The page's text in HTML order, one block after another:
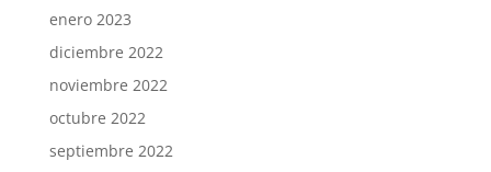
enero 2023
diciembre 2022
noviembre 2022
octubre 2022
septiembre 2022